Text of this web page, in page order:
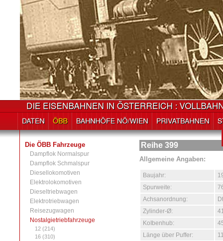
Die ÖBB Fahrzeuge
Dampflok Normalspur
Dampflok Schmalspur
Diesellokomotiven
Elektrolokomotiven
Dieseltriebwagen
Elektrotriebwagen
Reisezugwagen
Nostalgietriebfahrzeuge
12 (214)
16 (310)
Reihe 399
Allgemeine Angaben:
Baujahr:
Spurweite:
Achsanordnung:
Zylinder-Ø:
KoIbenhub:
Länge über Puffer: